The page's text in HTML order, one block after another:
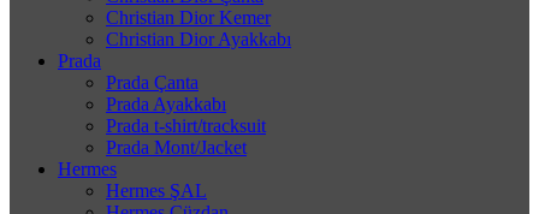
Christian Dior Kemer
Christian Dior Ayakkabı
Prada
Prada Çanta
Prada Ayakkabı
Prada t-shirt/tracksuit
Prada Mont/Jacket
Hermes
Hermes ŞAL